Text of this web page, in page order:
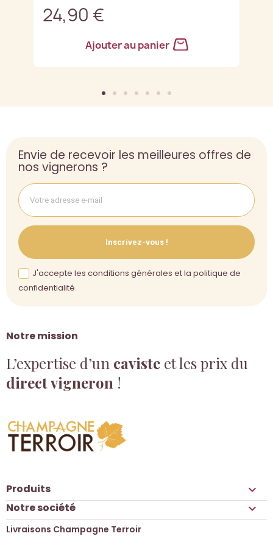
24,90 €
Ajouter au panier
Notre mission
L’expertise d’un caviste et les prix du
direct vigneron !
Envie de recevoir les meilleures offres de
nos vignerons ?
Inscrivez-vous !
J'accepte les conditions générales et la politique de
confidentialité
Produits 
Notre société 
Livraisons Champagne Terroir